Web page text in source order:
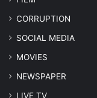
CORRUPTION
SOCIAL MEDIA
MOVIES
NEWSPAPER
LIVE TV